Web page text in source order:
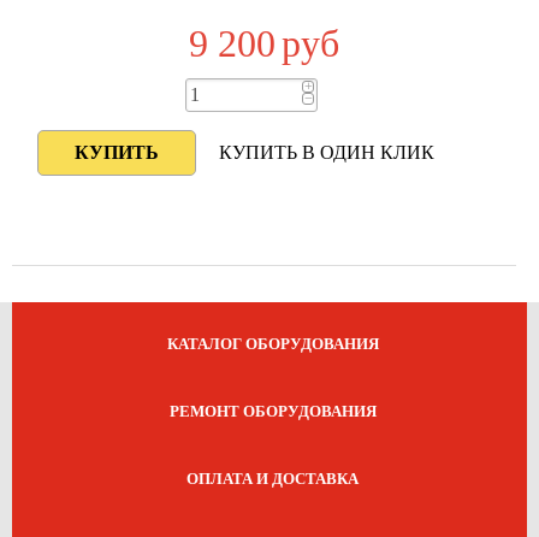
9 200руб
+
−
КУПИТЬ В ОДИН КЛИК
КАТАЛОГ ОБОРУДОВАНИЯ
РЕМОНТ ОБОРУДОВАНИЯ
ОПЛАТА И ДОСТАВКА